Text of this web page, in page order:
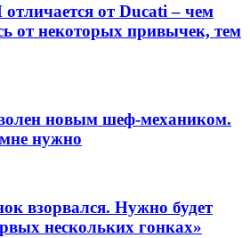
от Ducati – чем
от некоторых привычек, тем
новым шеф-механиком.
нужно
взорвался. Нужно будет
нескольких гонках»